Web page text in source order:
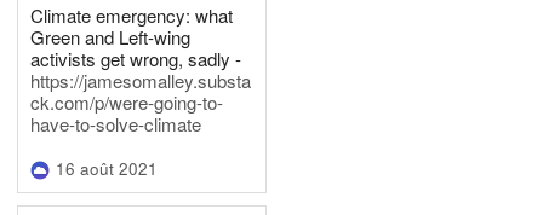
Climate emergency: what
Green and Left-wing
activists get wrong, sadly -
https://jamesomalley.substa
ck.com/p/were-going-to-
have-to-solve-climate
16 août 2021